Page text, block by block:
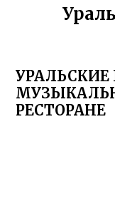
РЕСТОРАНЕ